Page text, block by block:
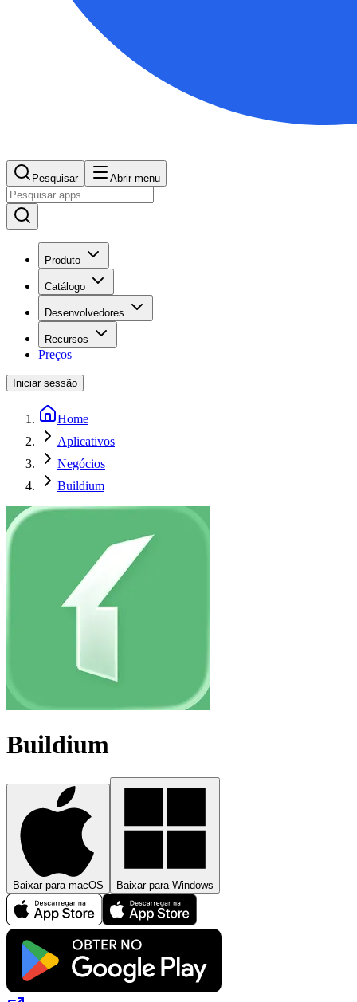
Pesquisar Abrir menu
Produto
Catálogo
Desenvolvedores
Recursos
Preços
Iniciar sessão
Home
Aplicativos
Negócios
Buildium
Buildium
Baixar para macOS Baixar para Windows